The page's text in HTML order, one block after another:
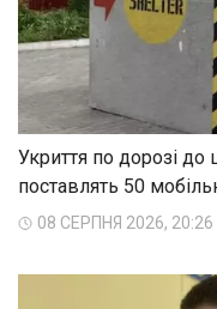
Укриття по дорозі до
поставлять 50
08 СЕРПНЯ 2026, 20:26